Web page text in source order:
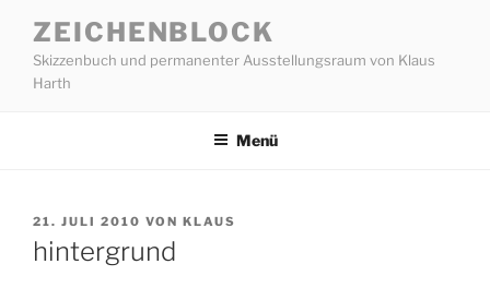
Inhalt
springen
ZEICHENBLOCK
Skizzenbuch und permanenter Ausstellungsraum von Klaus
Harth
Menü
VERÖFFENTLICHT
AM
21. JULI 2010 VON KLAUS
hintergrund